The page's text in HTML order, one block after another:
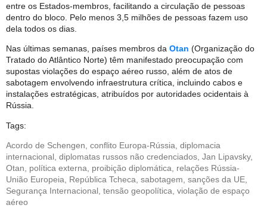
entre os Estados-membros, facilitando a circulação de pessoas
dentro do bloco. Pelo menos 3,5 milhões de pessoas fazem uso
dela todos os dias.
Nas últimas semanas, países membros da Otan (Organização do
Tratado do Atlântico Norte) têm manifestado preocupação com
supostas violações do espaço aéreo russo, além de atos de
sabotagem envolvendo infraestrutura crítica, incluindo cabos e
instalações estratégicas, atribuídos por autoridades ocidentais à
Rússia.
Tags:
Acordo de Schengen conflito Europa-Rússia diplomacia
internacional diplomatas russos não credenciados Jan Lipavsky,
Otan
política externa proibição diplomática
relações Rússia-
União Europeia
República Tcheca sabotagem sanções da UE
Segurança Internacional tensão geopolítica violação de espaço
aéreo